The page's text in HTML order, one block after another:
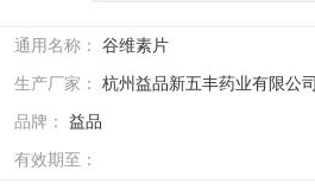
通用名称： 谷维素片
生产厂家： 杭州益品新五丰药业有限公司
品牌： 益品
有效期至：